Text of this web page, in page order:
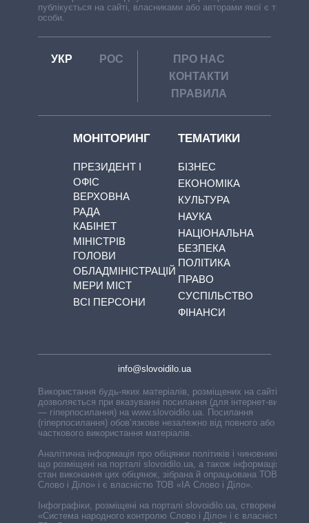
публікується на сайті, власниками або авторами якої є треті
особи.
УКР РОС
ПРО НАС
КОНТАКТИ
ПРАВИЛА
МОНІТОРИНГ
ПРЕЗИДЕНТ І
ОФІС
ВЕРХОВНА
РАДА
КАБІНЕТ
МІНІСТРІВ
ГОЛОВИ
ОБЛАДМІНІСТРАЦІЙ
МЕРИ МІСТ
ВСІ ПЕРСОНИ
ТЕМАТИКИ
БІЗНЕС
ЕКОНОМІКА
КУЛЬТУРА
НАУКА
НАЦІОНАЛЬНА
БЕЗПЕКА
ПОЛІТИКА
ПРАВО
СУСПІЛЬСТВО
ФІНАНСИ
info@slovoidilo.ua
Використання будь-яких матеріалів, розміщених на сайті,
дозволяється при вказуванні посилання (для інтернет-видань
— гіперпосилання) на www.slovoidilo.ua. Посилання
(гіперпосилання) обов’язкове незалежно від повного або
часткового використання матеріалів.
Аналітична інформація про обіцянки політиків і чиновників,
що розміщені на порталі slovoidilo.ua, а також інформація про
стан виконання цих обіцянок, зібрана й опрацьована ТОВ «ІА
Слово і Діло» і є власністю ТОВ «ІА Слово і Діло».
Інфографіки, розміщені на порталі slovoidilo.ua, створені ГО
«Система народного контролю Слово і Діло» і є власністю